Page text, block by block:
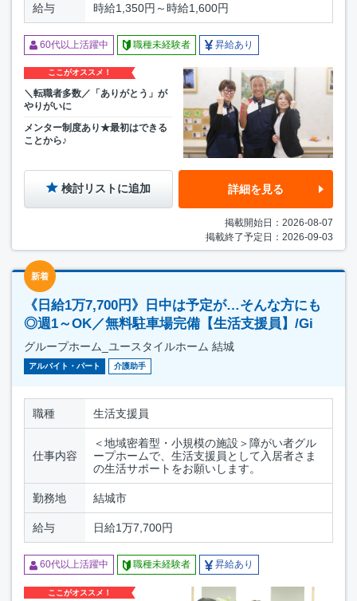
給与 時給1,350円～時給1,600円
60代以上活躍中 職種未経験者 昇給あり
ここがオススメ！
＼転職者多数／「ありがとう」が
やりがいに
メンター制度あり★最初はできる
ことから♪
検討リストに追加 詳細を見る
掲載開始日：2026-08-07
掲載終了予定日：2026-09-03
新着
《日給1万7,700円》日中は予定が…そんな方にも
◎週1～OK／無料駐車場完備【生活支援員】/Gi
グループホーム_ユースタイルホーム 結城
アルバイト・パート 介護助手
職種 生活支援員
仕事内容
＜地域密着型・小規模の施設＞障がい者グル
ープホームで、生活支援員として入居者さま
の生活サポートをお願いします。
勤務地 結城市
給与 日給1万7,700円
60代以上活躍中 職種未経験者 昇給あり
ここがオススメ！